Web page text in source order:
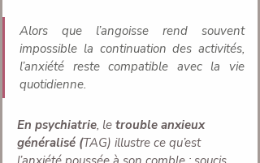
Alors que l’angoisse rend souvent
impossible la continuation des activités,
l’anxiété reste compatible avec la vie
quotidienne.
En psychiatrie, le trouble anxieux
généralisé (TAG) illustre ce qu’est